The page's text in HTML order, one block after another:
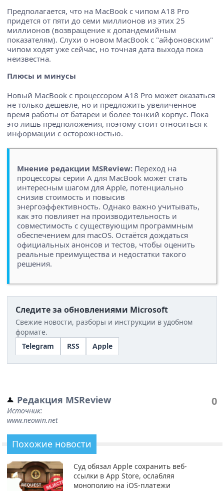
Предполагается, что на MacBook с чипом A18 Pro
придется от пяти до семи миллионов из этих 25
миллионов (возвращение к допандемийным
показателям). Слухи о новом MacBook с "айфоновским"
чипом ходят уже сейчас, но точная дата выхода пока
неизвестна.
Плюсы и минусы
Новый MacBook с процессором A18 Pro может оказаться
не только дешевле, но и предложить увеличенное
время работы от батареи и более тонкий корпус. Пока
это лишь предположения, поэтому стоит относиться к
информации с осторожностью.
Мнение редакции MSReview: Переход на
процессоры серии A для MacBook может стать
интересным шагом для Apple, потенциально
снизив стоимость и повысив
энергоэффективность. Однако важно учитывать,
как это повлияет на производительность и
совместимость с существующим программным
обеспечением для macOS. Остаётся дождаться
официальных анонсов и тестов, чтобы оценить
реальные преимущества и недостатки такого
решения.
Следите за обновлениями Microsoft
Свежие новости, разборы и инструкции в удобном
формате.
Telegram
RSS Apple
Редакция MSReview
Источник:
www.neowin.net
0
Похожие новости
Суд обязал Apple сохранить веб-
ссылки в App Store, ослабляя
монополию на iOS-платежи